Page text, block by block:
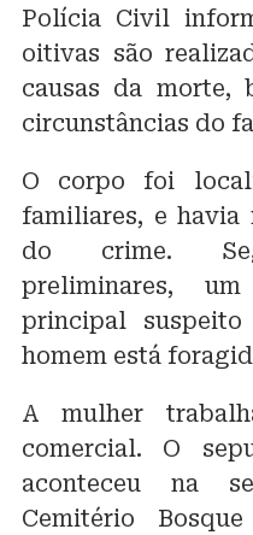
Polícia Civil
oitivas são
causas da morte,
circunstâncias do
O corpo foi
familiares, e
do crime.
preliminares,
principal
homem está
A mulher
comercial. O
aconteceu na
Cemitério